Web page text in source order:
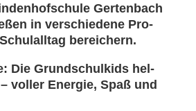
Ger­ten­bach
in ver­schie­de­ne Pro­
berei­chern.
Die Grund­schul­kids hel­
vol­ler Ener­gie, Spaß und